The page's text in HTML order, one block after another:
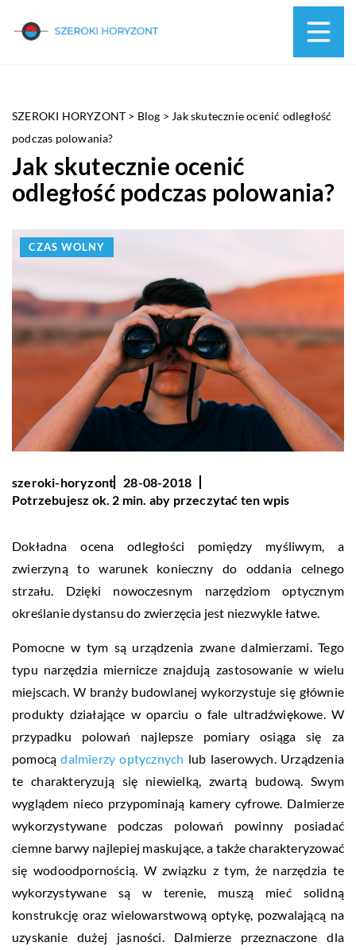
SZEROKI HORYZONT > Blog > Jak skutecznie ocenić odległość
podczas polowania?
Jak skutecznie ocenić
odległość podczas polowania?
CZAS WOLNY
szeroki-horyzont
28-08-2018
Potrzebujesz ok. 2 min. aby przeczytać ten wpis
Dokładna ocena odległości pomiędzy myśliwym, a
zwierzyną to warunek konieczny do oddania celnego
strzału. Dzięki nowoczesnym narzędziom optycznym
określanie dystansu do zwierzęcia jest niezwykle łatwe.
Pomocne w tym są urządzenia zwane dalmierzami. Tego
typu narzędzia miernicze znajdują zastosowanie w wielu
miejscach. W branży budowlanej wykorzystuje się głównie
produkty działające w oparciu o fale ultradźwiękowe. W
przypadku polowań najlepsze pomiary osiąga się za
pomocądalmierzy optycznych lub laserowych. Urządzenia
te charakteryzują się niewielką, zwartą budową. Swym
wyglądem nieco przypominają kamery cyfrowe. Dalmierze
wykorzystywane podczas polowań powinny posiadać
ciemne barwy najlepiej maskujące, a także charakteryzować
się wodoodpornością. W związku z tym, że narzędzia te
wykorzystywane są w terenie, muszą mieć solidną
konstrukcję oraz wielowarstwową optykę, pozwalającą na
uzyskanie dużej jasności. Dalmierze przeznaczone dla